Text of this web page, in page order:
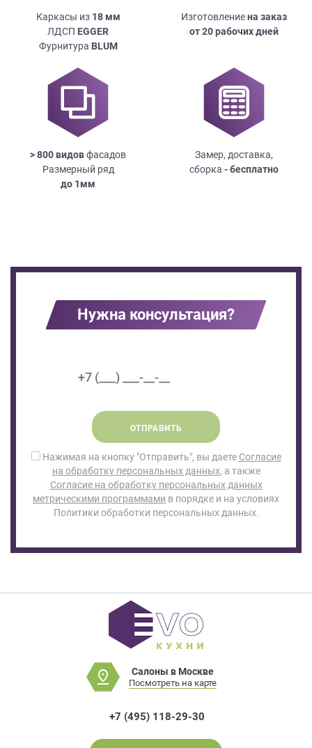
Каркасы из 18мм
ЛДСП EGGER
Фурнитура BLUM
Изготовлениена заказ
от 20 рабочих дней
> 800 видовфасадов
Размерный ряд
до 1мм
Замер, доставка,
сборка - бесплатно
Нужна консультация?
ОТПРАВИТЬ
Нажимая на кнопку "Отправить", вы даете Согласие
на обработку персональных данных, а также
Согласие на обработку персональных данных
метрическими программами в порядке и на условиях
Политики обработки персональных данных.
Салоны в Москве
Посмотреть на карте
+7 (495) 118-29-30